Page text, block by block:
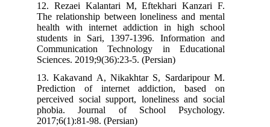
12. Rezaei Kalantari M, Eftekhari
The relationship between loneliness
health with internet addiction in
students in Sari, 1397-1396.
Communication Technology in
Sciences. 2019;9(36):23-5. (Persian)
13. Kakavand A, Nikakhtar S,
Prediction of internet addiction,
perceived social support, loneliness
phobia. Journal of School
2017;6(1):81-98. (Persian)